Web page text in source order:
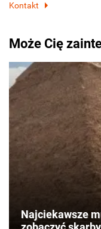
Kontakt
Może Cię
Najciekawsze